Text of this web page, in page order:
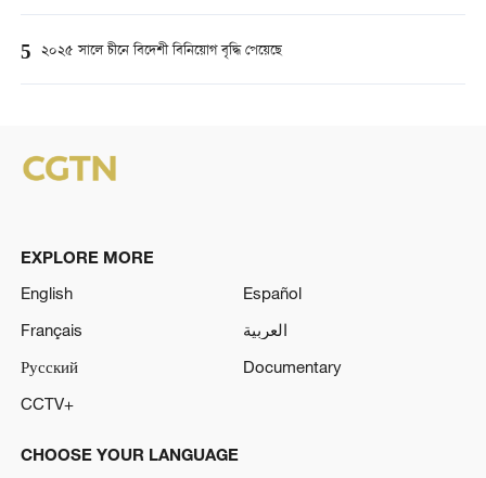
5 ২০২৫ সালে চীনে বিদেশী বিনিয়োগ বৃদ্ধি পেয়েছে
EXPLORE MORE
English
Español
Français
العربية
Русский
Documentary
CCTV+
CHOOSE YOUR LANGUAGE